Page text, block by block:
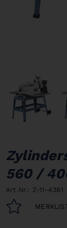
560 /
Art.Nr.: Z-11-4361